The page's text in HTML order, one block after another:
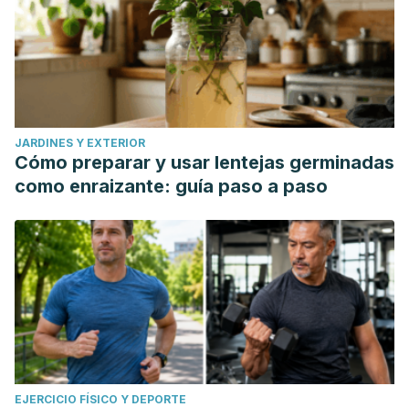
JARDINES Y EXTERIOR
Cómo preparar y usar lentejas germinadas
como enraizante: guía paso a paso
EJERCICIO FÍSICO Y DEPORTE